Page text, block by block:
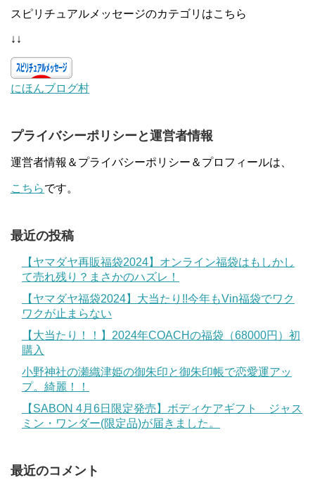
スピリチュアルメッセージのカテゴリはこちら
↓↓
にほんブログ村
プライバシーポリシーと運営者情報
運営者情報＆プライバシーポリシー＆プロフィールは、
こちらです。
最近の投稿
【ヤマダヤ再販福袋2024】オンライン福袋はもしかし
て売れ残り？まさかのハズレ！
【ヤマダヤ福袋2024】大当たり!!今年もVin福袋でワク
ワクが止まらない
【大当たり！！】2024年COACHの福袋（68000円）初
購入
小野神社の瀬織津姫の御朱印と御朱印帳で恋愛運アッ
プ。綺麗！！
【SABON 4月6日限定発売】ボディケアギフト ジャス
ミン・ワンダー(限定品)が届きました。
最近のコメント